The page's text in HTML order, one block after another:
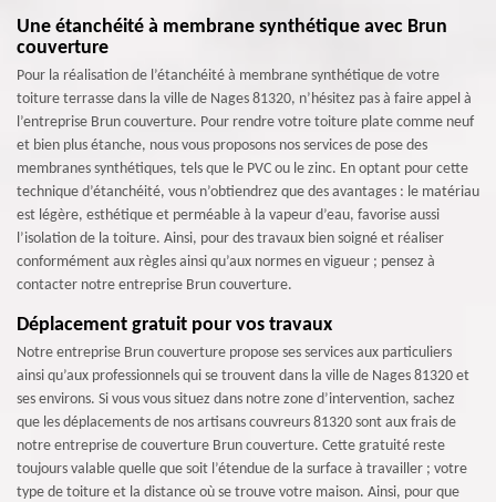
Une étanchéité à membrane synthétique avec Brun
couverture
Pour la réalisation de l’étanchéité à membrane synthétique de votre
toiture terrasse dans la ville de Nages 81320, n’hésitez pas à faire appel à
l’entreprise Brun couverture. Pour rendre votre toiture plate comme neuf
et bien plus étanche, nous vous proposons nos services de pose des
membranes synthétiques, tels que le PVC ou le zinc. En optant pour cette
technique d’étanchéité, vous n’obtiendrez que des avantages : le matériau
est légère, esthétique et perméable à la vapeur d’eau, favorise aussi
l’isolation de la toiture. Ainsi, pour des travaux bien soigné et réaliser
conformément aux règles ainsi qu’aux normes en vigueur ; pensez à
contacter notre entreprise Brun couverture.
Déplacement gratuit pour vos travaux
Notre entreprise Brun couverture propose ses services aux particuliers
ainsi qu’aux professionnels qui se trouvent dans la ville de Nages 81320 et
ses environs. Si vous vous situez dans notre zone d’intervention, sachez
que les déplacements de nos artisans couvreurs 81320 sont aux frais de
notre entreprise de couverture Brun couverture. Cette gratuité reste
toujours valable quelle que soit l’étendue de la surface à travailler ; votre
type de toiture et la distance où se trouve votre maison. Ainsi, pour que